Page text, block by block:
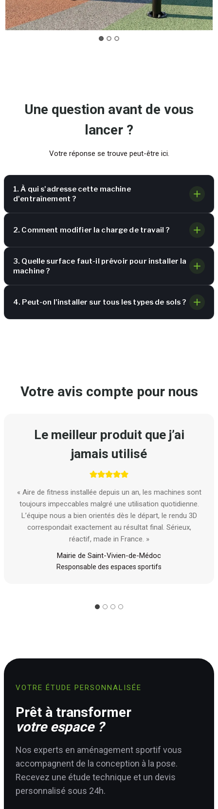
Une question avant de vous
lancer ?
Votre réponse se trouve peut-être ici.
1. À qui s'adresse cette machine
d'entraînement ?
2. Comment modifier la charge de travail ?
3. Quelle surface faut-il prévoir pour installer la
machine ?
4. Peut-on l'installer sur tous les types de sols ?
Votre avis compte pour nous
Le meilleur produit que j’ai
jamais utilisé
« Aire de fitness installée depuis un an, les machines sont
toujours impeccables malgré une utilisation quotidienne.
L’équipe nous a bien orientés dès le départ, le rendu 3D
correspondait exactement au résultat final. Sérieux,
réactif, made in France. »
Mairie de Saint-Vivien-de-Médoc
Responsable des espaces sportifs
VOTRE ÉTUDE PERSONNALISÉE
Prêt à transformer
votre espace ?
Nos experts en aménagement sportif vous
accompagnent de la conception à la pose.
Recevez une étude technique et un devis
personnalisé sous 24h.